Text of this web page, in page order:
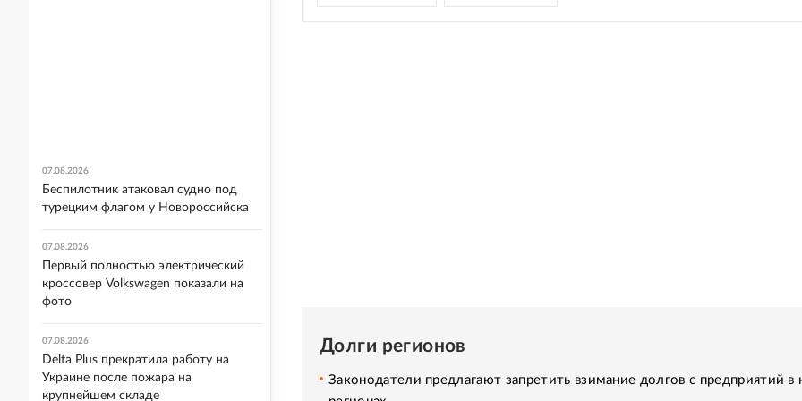
Долги регионов
Законодатели предлагают запретить взимание долгов с предприятий в
07.08.2026
Беспилотник атаковал судно под
турецким флагом у Новороссийска
07.08.2026
Первый полностью электрический
кроссовер Volkswagen показали на
фото
07.08.2026
Delta Plus прекратила работу на
Украине после пожара на
крупнейшем складе